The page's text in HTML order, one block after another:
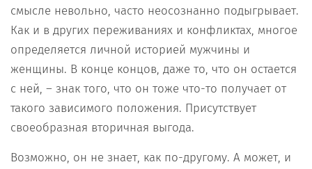
смысле невольно, часто неосознанно подыгрывает.
Как и в других переживаниях и конфликтах, многое
определяется личной историей мужчины и
женщины. В конце концов, даже то, что он остается
с ней, – знак того, что он тоже что-то получает от
такого зависимого положения. Присутствует
своеобразная вторичная выгода.
Возможно, он не знает, как по-другому. А может, и